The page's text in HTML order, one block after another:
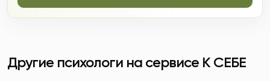
Другие психологи на сервисе К СЕБЕ